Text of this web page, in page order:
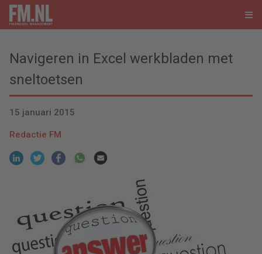
Navigeren in Excel werkbladen met
sneltoetsen
15 januari 2015
Redactie FM